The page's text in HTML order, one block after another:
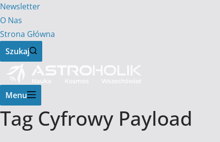
Newsletter
O Nas
Strona Główna
Szukaj
Menu
Tag Cyfrowy Payload